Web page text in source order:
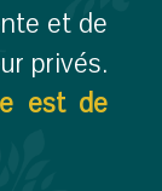
et de
privés.
est de